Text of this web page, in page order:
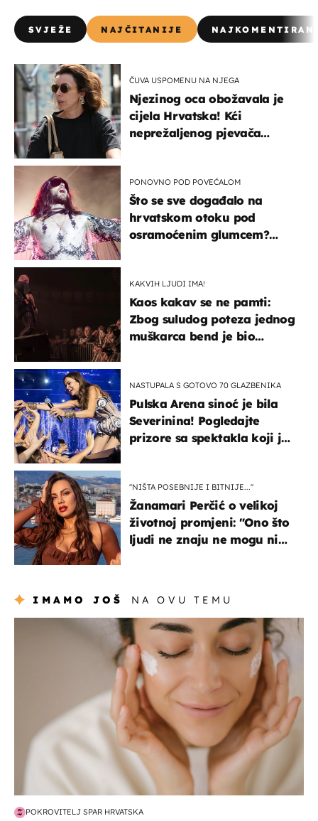
SVJEŽE NAJČITANIJE
ČUVA USPOMENU NA NJEGA
Njezinog oca obožavala je
cijela Hrvatska! Kći
neprežaljenog pjevača
PONOVNO POD POVEĆALOM
Što se sve događalo na
hrvatskom otoku pod
osramoćenim glumcem?
KAKVIH LJUDI IMA!
Kaos kakav se ne pamti:
Zbog suludog poteza jednog
muškarca bend je bio
NASTUPALA S GOTOVO 70 GLAZBENIKA
Pulska Arena sinoć je bila
Severinina! Pogledajte
prizore sa spektakla koji je
''NIŠTA POSEBNIJE I BITNIJE...''
Žanamari Perčić o velikoj
životnoj promjeni: "Ono što
ljudi ne znaju ne mogu ni
IMAMO JOŠ NA OVU TEMU
moda & ljepota
POKROVITELJ SPAR HRVATSKA